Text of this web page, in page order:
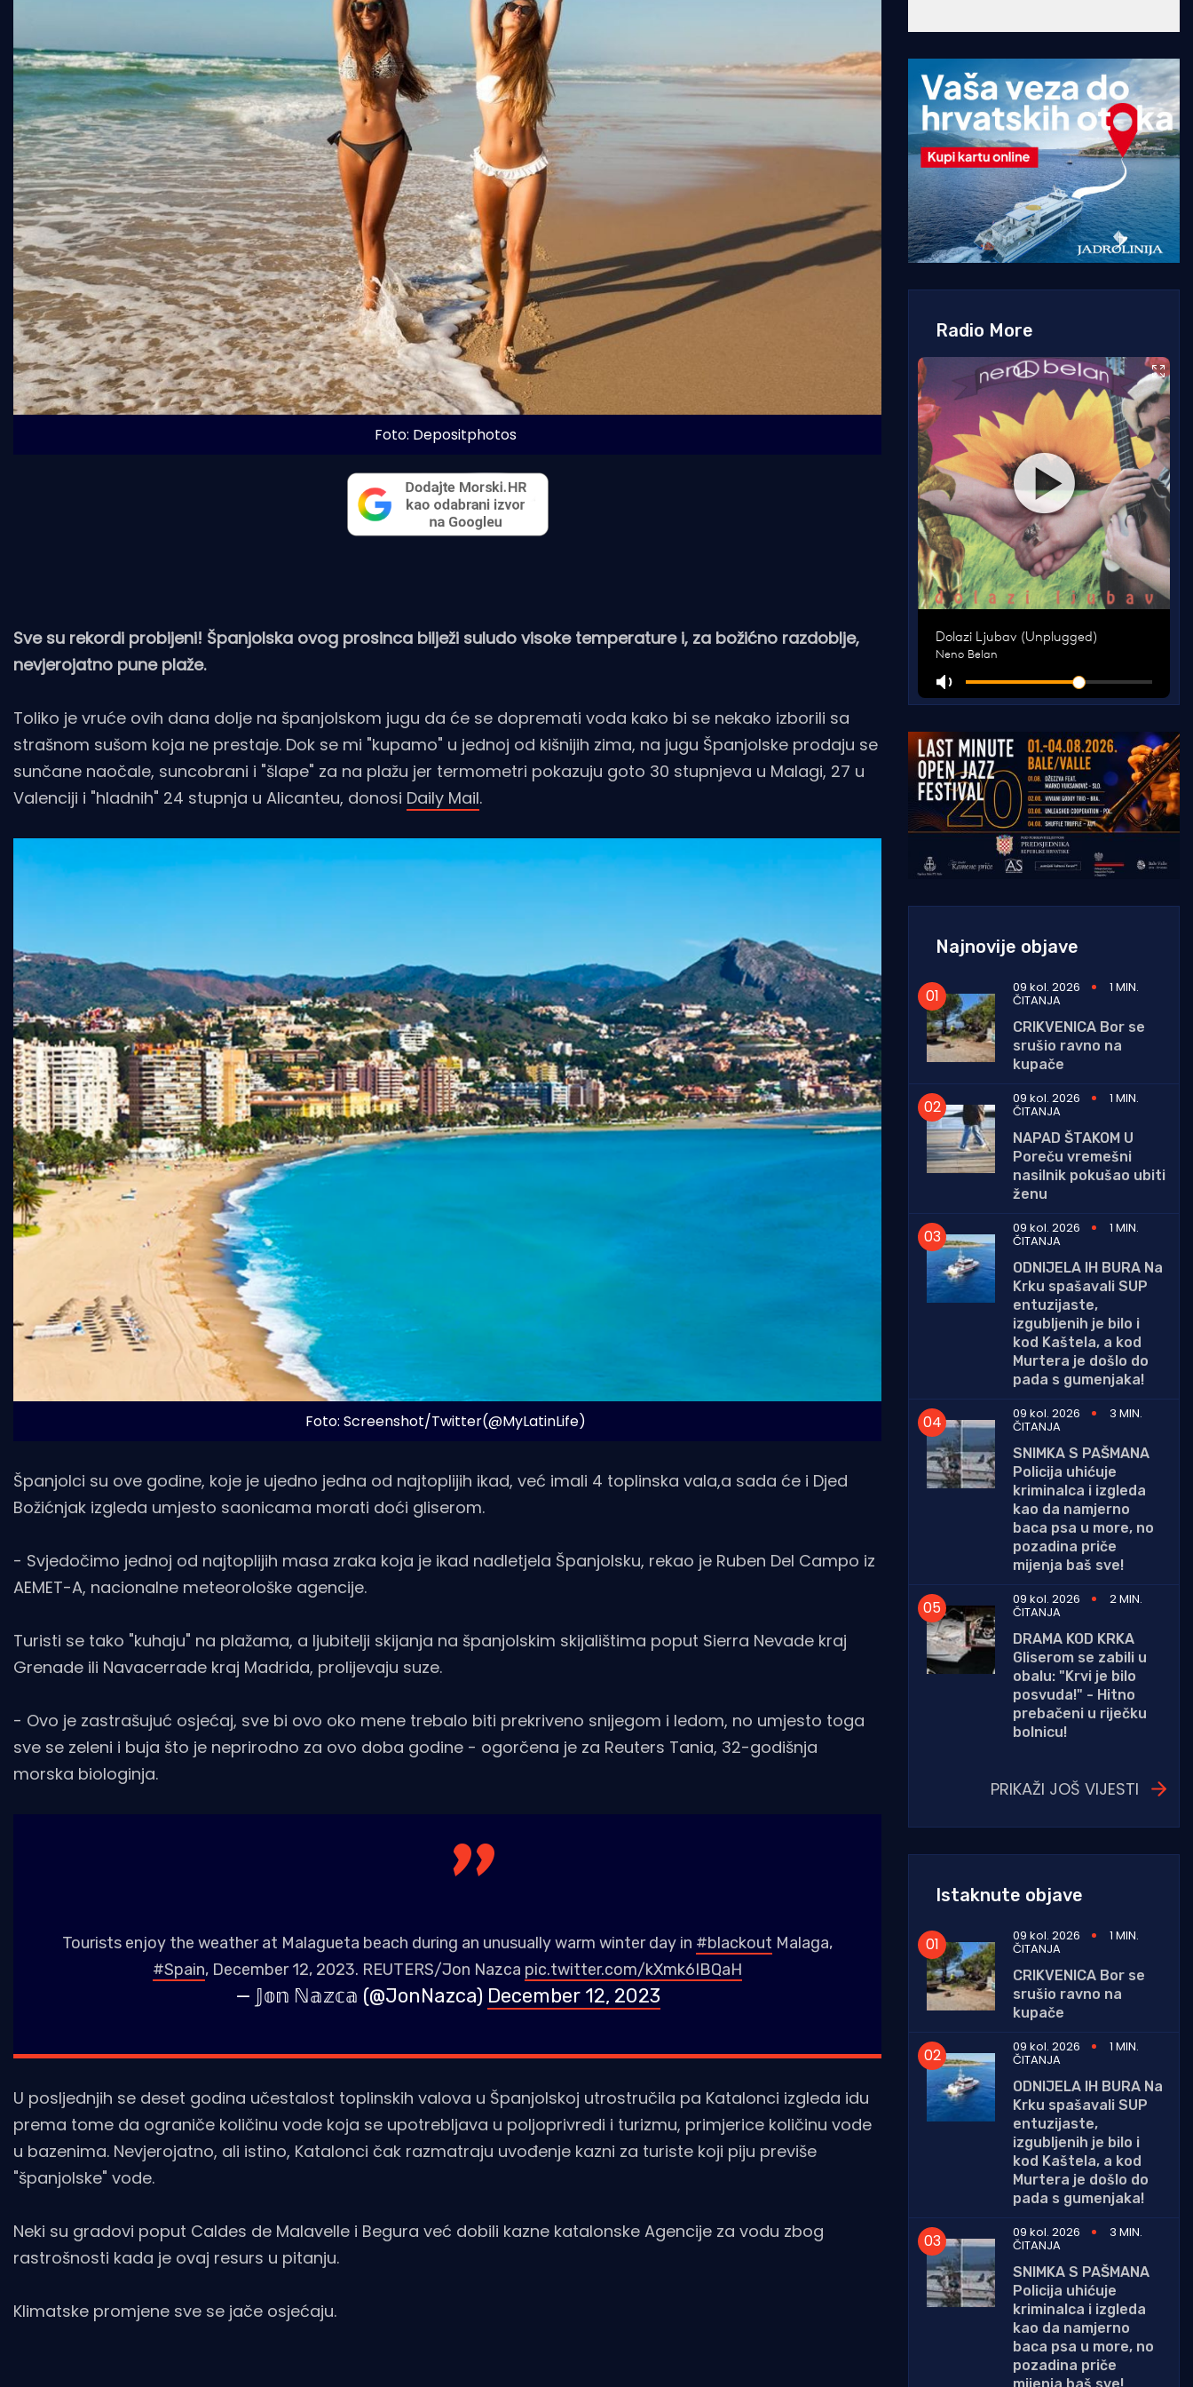
Foto: Depositphotos
Sve su rekordi probijeni! Španjolska ovog prosinca bilježi suludo visoke temperature i, za božićno razdoblje,
nevjerojatno pune plaže.
Toliko je vruće ovih dana dolje na španjolskom jugu da će se dopremati voda kako bi se nekako izborili sa
strašnom sušom koja ne prestaje. Dok se mi "kupamo" u jednoj od kišnijih zima, na jugu Španjolske prodaju se
sunčane naočale, suncobrani i "šlape" za na plažu jer termometri pokazuju goto 30 stupnjeva u Malagi, 27 u
Valenciji i "hladnih" 24 stupnja u Alicanteu, donosi Daily Mail.
Foto: Screenshot/Twitter(@MyLatinLife)
Španjolci su ove godine, koje je ujedno jedna od najtoplijih ikad, već imali 4 toplinska vala,a sada će i Djed
Božićnjak izgleda umjesto saonicama morati doći gliserom.
- Svjedočimo jednoj od najtoplijih masa zraka koja je ikad nadletjela Španjolsku, rekao je Ruben Del Campo iz
AEMET-A, nacionalne meteorološke agencije.
Turisti se tako "kuhaju" na plažama, a ljubitelji skijanja na španjolskim skijalištima poput Sierra Nevade kraj
Grenade ili Navacerrade kraj Madrida, prolijevaju suze.
- Ovo je zastrašujuć osjećaj, sve bi ovo oko mene trebalo biti prekriveno snijegom i ledom, no umjesto toga
sve se zeleni i buja što je neprirodno za ovo doba godine - ogorčena je za Reuters Tania, 32-godišnja
morska biologinja.
Tourists enjoy the weather at Malagueta beach during an unusually warm winter day in #blackout Malaga,
#Spain, December 12, 2023. REUTERS/Jon Nazca pic.twitter.com/kXmk6IBQaH
— 𝕁𝕠𝕟 ℕ𝕒𝕫𝕔𝕒 (@JonNazca) December 12, 2023
U posljednjih se deset godina učestalost toplinskih valova u Španjolskoj utrostručila pa Katalonci izgleda idu
prema tome da ograniče količinu vode koja se upotrebljava u poljoprivredi i turizmu, primjerice količinu vode
u bazenima. Nevjerojatno, ali istino, Katalonci čak razmatraju uvođenje kazni za turiste koji piju previše
"španjolske" vode.
Neki su gradovi poput Caldes de Malavelle i Begura već dobili kazne katalonske Agencije za vodu zbog
rastrošnosti kada je ovaj resurs u pitanju.
Klimatske promjene sve se jače osjećaju.
Radio More
Najnovije objave
09 kol. 2026 1 MIN.
ČITANJA
CRIKVENICA Bor se
srušio ravno na
kupače
09 kol. 2026
1 MIN.
ČITANJA
NAPAD ŠTAKOM U
Poreču vremešni
nasilnik pokušao ubiti
ženu
09 kol. 2026
1 MIN.
ČITANJA
ODNIJELA IH BURA Na
Krku spašavali SUP
entuzijaste,
izgubljenih je bilo i
kod Kaštela, a kod
Murtera je došlo do
pada s gumenjaka!
09 kol. 2026
3 MIN.
ČITANJA
SNIMKA S PAŠMANA
Policija uhićuje
kriminalca i izgleda
kao da namjerno
baca psa u more, no
pozadina priče
mijenja baš sve!
09 kol. 2026
2 MIN.
ČITANJA
DRAMA KOD KRKA
Gliserom se zabili u
obalu: "Krvi je bilo
posvuda!" - Hitno
prebačeni u riječku
bolnicu!
PRIKAŽI JOŠ VIJESTI
Istaknute objave
09 kol. 2026 1 MIN.
ČITANJA
CRIKVENICA Bor se
srušio ravno na
kupače
09 kol. 2026
1 MIN.
ČITANJA
ODNIJELA IH BURA Na
Krku spašavali SUP
entuzijaste,
izgubljenih je bilo i
kod Kaštela, a kod
Murtera je došlo do
pada s gumenjaka!
09 kol. 2026
3 MIN.
ČITANJA
SNIMKA S PAŠMANA
Policija uhićuje
kriminalca i izgleda
kao da namjerno
baca psa u more, no
pozadina priče
mijenja baš sve!